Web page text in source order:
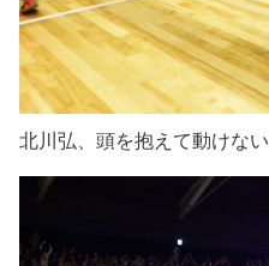
北川弘、頭を抱えて動けない